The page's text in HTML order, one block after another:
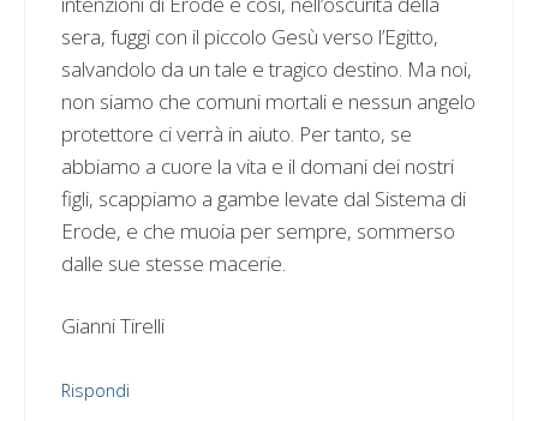
sera, fuggi con il piccolo Gesù verso l’Egitto,
salvandolo da un tale e tragico destino. Ma noi,
non siamo che comuni mortali e nessun angelo
protettore ci verrà in aiuto. Per tanto, se
abbiamo a cuore la vita e il domani dei nostri
figli, scappiamo a gambe levate dal Sistema di
Erode, e che muoia per sempre, sommerso
dalle sue stesse macerie.
Gianni Tirelli
Rispondi